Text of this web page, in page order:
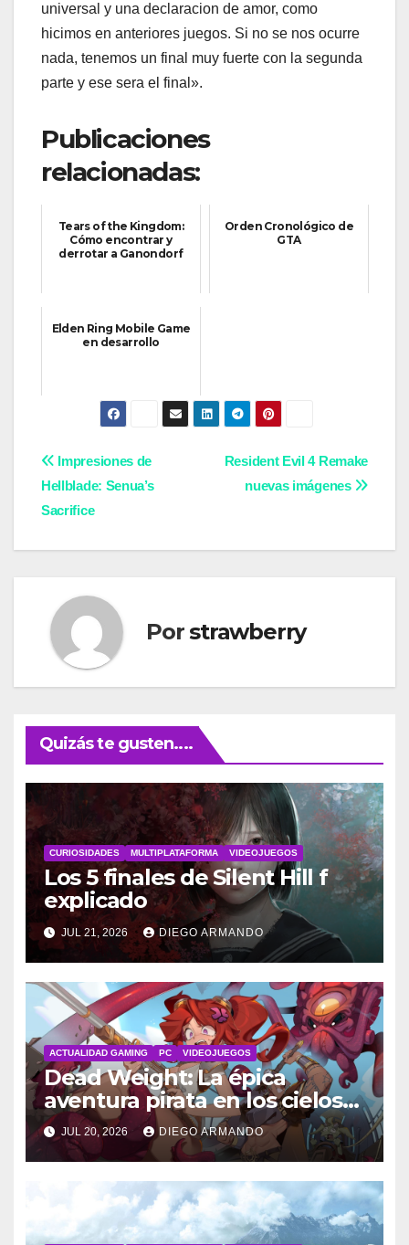
universal y una declaracion de amor, como
hicimos en anteriores juegos. Si no se nos ocurre
nada, tenemos un final muy fuerte con la segunda
parte y ese sera el final».
Publicaciones
relacionadas:
Tears of the Kingdom:
Cómo encontrar y
derrotar a Ganondorf
Orden Cronológico de
GTA
Elden Ring Mobile Game
en desarrollo
Navegación
de
entradas
Resident Evil 4 Remake
nuevas imágenes
Impresiones de
Hellblade: Senua’s
Sacrifice
Porstrawberry
Quizás te gusten....
CURIOSIDADES MULTIPLATAFORMA VIDEOJUEGOS
Los 5 finales de Silent Hill f
explicado
JUL 21, 2026 DIEGO ARMANDO
ACTUALIDAD GAMING PC VIDEOJUEGOS
Dead Weight: La épica
aventura pirata en los cielos
steampunk
JUL 20, 2026 DIEGO ARMANDO